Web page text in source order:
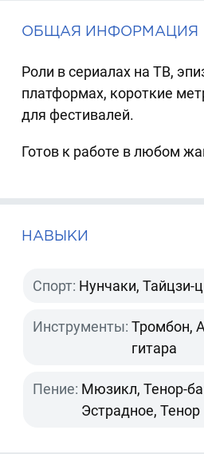
ОБЩАЯ ИНФОРМАЦИЯ
Роли в сериалах на ТВ,
платформах, короткие
для фестивалей.
Готов к работе в любом
НАВЫКИ
Спорт: Нунчаки, Тайцзи-
Инструменты: Тромбон,
гитара
Пение: Мюзикл, Тенор-
Эстрадное, Тенор